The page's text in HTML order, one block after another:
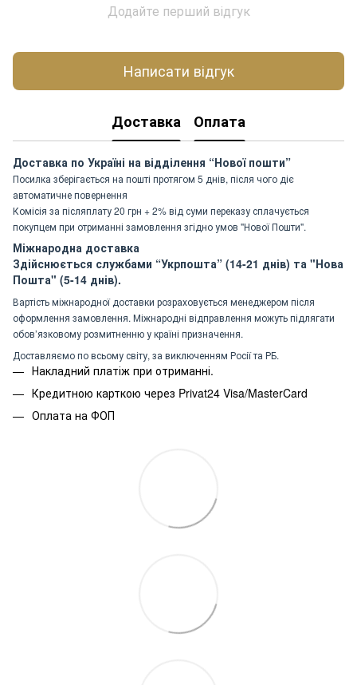
Додайте перший відгук
Написати відгук
Доставка Оплата
Доставка по Україні на відділення “Нової пошти”
Посилка зберігається на пошті протягом 5 днів, після чого діє
автоматичне повернення
Комісія за післяплату 20 грн + 2% від суми переказу сплачується
покупцем при отриманні замовлення згідно умов "Нової Пошти".
Міжнародна доставка
Здійснюється службами “Укрпошта” (14-21 днів) та "Нова
Пошта" (5-14 днів).
Вартість міжнародної доставки розраховується менеджером після
оформлення замовлення. Міжнародні відправлення можуть підлягати
обов’язковому розмитненню у країні призначення.
Доставляємо по всьому світу, за виключенням Росії та РБ.
Накладний платіж при отриманні.
Кредитною карткою через Privat24 Visa/MasterCard
Оплата на ФОП